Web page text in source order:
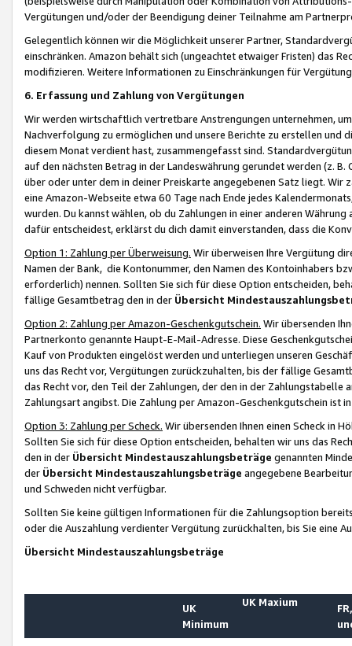
Vergütungen und/oder der Beendigung deiner Teilnahme am
Gelegentlich können wir die Möglichkeit unserer Partner,
einschränken. Amazon behält sich (ungeachtet etwaiger Fristen) das
modifizieren. Weitere Informationen zu Einschränkungen für
6. Erfassung und Zahlung von Vergütungen
Wir werden wirtschaftlich vertretbare Anstrengungen unternehmen,
Nachverfolgung zu ermöglichen und unsere Berichte zu erstellen und
diesem Monat verdient hast, zusammengefasst sind.
auf den nächsten Betrag in der Landeswährung gerundet werden (z.
über oder unter dem in deiner Preiskarte angegebenen Satz liegt.
eine Amazon-Webseite etwa 60 Tage nach Ende jedes
wurden. Du kannst wählen, ob du Zahlungen in einer anderen
dafür entscheidest, erklärst du dich damit einverstanden, dass die
Option 1: Zahlung per Überweisung. Wir überweisen Ihre Vergütung
Namen der Bank, die Kontonummer, den Namen des Kontoinhabers
erforderlich) nennen. Sollten Sie sich für diese Option entscheiden,
fällige Gesamtbetrag den in der Übersicht
Option 2: Zahlung per Amazon-Geschenkgutschein. Wir übersenden
Partnerkonto genannte Haupt-E-Mail-Adresse. Diese
Kauf von Produkten eingelöst werden und unterliegen unseren
uns das Recht vor, Vergütungen zurückzuhalten, bis der fällige
das Recht vor, den Teil der Zahlungen, der den in der
Zahlungsart angibst. Die Zahlung per Amazon-Geschenkgutschein ist
Option 3: Zahlung per Scheck. Wir übersenden Ihnen einen Scheck in
Sollten Sie sich für diese Option entscheiden, behalten wir uns das
den in der Übersicht Mindestauszahlungsbeträge genannten
der Übersicht Mindestauszahlungsbeträge angegebene
und Schweden nicht verfügbar.
Sollten Sie keine gültigen Informationen für die Zahlungsoption
oder die Auszahlung verdienter Vergütung zurückhalten, bis Sie
Übersicht Mindestauszahlungsbeträge
UK
Minimum
UK Maxium